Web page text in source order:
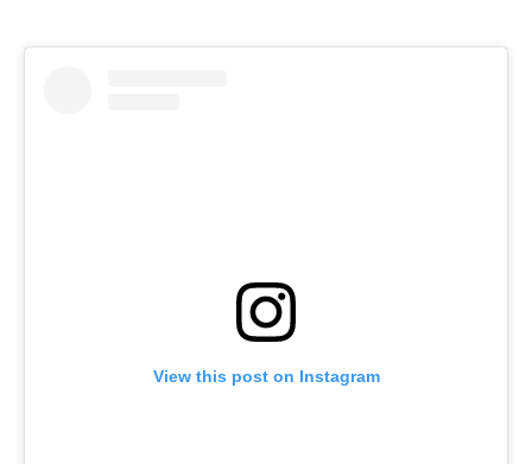
View this post on Instagram